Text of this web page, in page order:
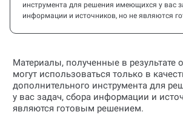
инструмента для решения имеющихся у вас
информации и источников, но не являются
Материалы, полученные в результате
могут использоваться только в
дополнительного инструмента для
у вас задач, сбора информации и
являются готовым решением.